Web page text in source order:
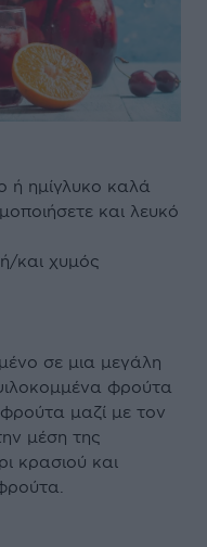
ή ημίγλυκο καλά
και λευκό
και χυμός
σε μια μεγάλη
φρούτα
μαζί με τον
μέση της
κρασιού και